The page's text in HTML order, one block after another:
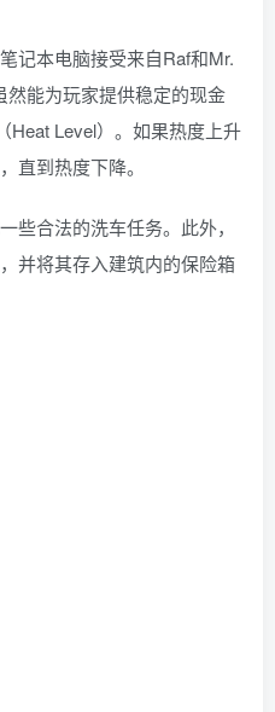
记本电脑接受来自Raf和Mr.
然能为玩家提供稳定的现金
Heat Level）。如果热度上升
直到热度下降。
些合法的洗车任务。此外，
并将其存入建筑内的保险箱